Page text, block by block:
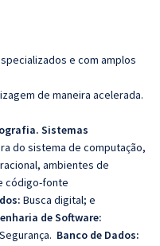
e com amplos
de maneira acelerada.
Sistemas
do sistema de computação,
ambientes de
código-fonte
Busca digital; e
de Software:
Banco de Dados: